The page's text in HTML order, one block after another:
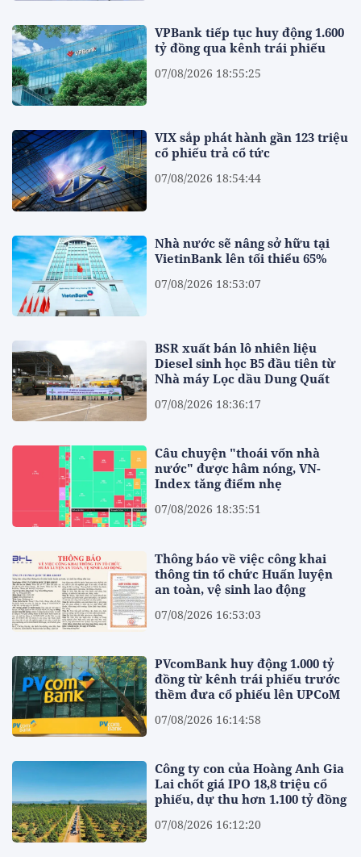
VPBank tiếp tục huy động 1.600
tỷ đồng qua kênh trái phiếu
07/08/2026 18:55:25
VIX sắp phát hành gần 123 triệu
cổ phiếu trả cổ tức
07/08/2026 18:54:44
Nhà nước sẽ nâng sở hữu tại
VietinBank lên tối thiểu 65%
07/08/2026 18:53:07
BSR xuất bán lô nhiên liệu
Diesel sinh học B5 đầu tiên từ
Nhà máy Lọc dầu Dung Quất
07/08/2026 18:36:17
Câu chuyện "thoái vốn nhà
nước" được hâm nóng, VN-
Index tăng điểm nhẹ
07/08/2026 18:35:51
Thông báo về việc công khai
thông tin tổ chức Huấn luyện
an toàn, vệ sinh lao động
07/08/2026 16:53:03
PVcomBank huy động 1.000 tỷ
đồng từ kênh trái phiếu trước
thềm đưa cổ phiếu lên UPCoM
07/08/2026 16:14:58
Công ty con của Hoàng Anh Gia
Lai chốt giá IPO 18,8 triệu cổ
phiếu, dự thu hơn 1.100 tỷ đồng
07/08/2026 16:12:20